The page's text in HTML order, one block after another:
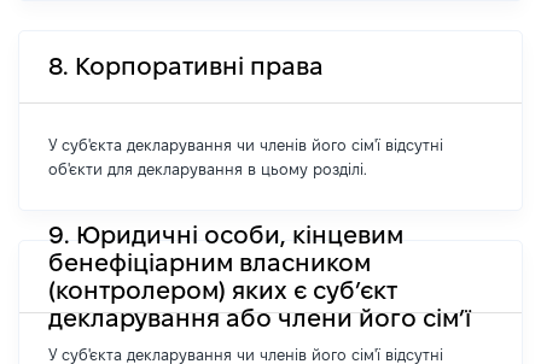
8. Корпоративні права
У суб'єкта декларування чи членів його сім'ї відсутні
об'єкти для декларування в цьому розділі.
9. Юридичні особи, кінцевим
бенефіціарним власником
(контролером) яких є суб’єкт
декларування або члени його сім’ї
У суб'єкта декларування чи членів його сім'ї відсутні